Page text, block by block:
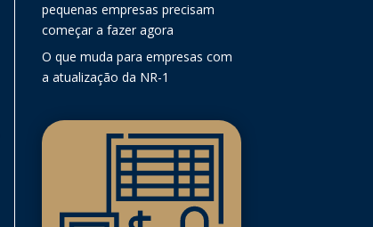
pequenas empresas precisam
começar a fazer agora
O que muda para empresas com
a atualização da NR-1